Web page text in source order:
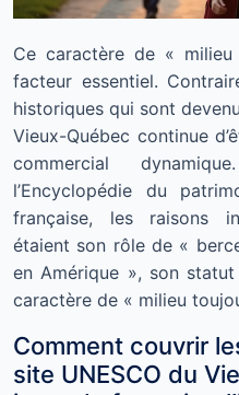
Ce caractère de «
facteur essentiel.
historiques qui sont
Vieux-Québec continue
commercial
l’Encyclopédie du
française, les raisons
étaient son rôle de «
en Amérique », son
caractère de « milieu
Comment couvrir
site UNESCO du